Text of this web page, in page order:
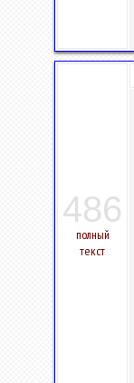
486
полный
текст